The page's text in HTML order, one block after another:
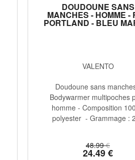
DOUDOUNE SANS
MANCHES - HOMME -
PORTLAND - BLEU
VALENTO
48.99 €
24.49€
Doudoune sans
Bodywarmer multipoches
homme - Composition
polyester - Grammage :